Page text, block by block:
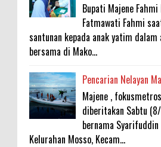
Bupati Majene
Fatmawati Fahmi
santunan kepada anak yatim dalam
bersama di Mako...
Pencarian Nelayan
Majene ,
diberitakan Sabtu
bernama
Kelurahan Mosso, Kecam...